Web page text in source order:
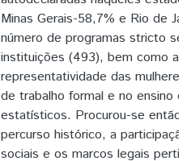
Minas Gerais-58,7% e Rio de
número de programas stricto
instituições (493), bem como a
representatividade das
de trabalho formal e no ensino
estatísticos. Procurou-se então
percurso histórico, a
sociais e os marcos legais